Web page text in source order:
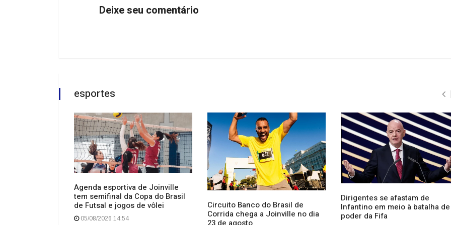
Deixe seu comentário
esportes
Agenda esportiva de Joinville
tem semifinal da Copa do Brasil
de Futsal e jogos de vôlei
05/08/2026 14:54
Circuito Banco do Brasil de
Corrida chega a Joinville no dia
Dirigentes se afastam de
Infantino em meio à batalha de
poder da Fifa